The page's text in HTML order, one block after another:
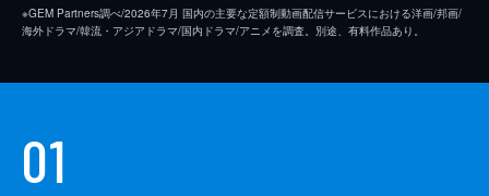
※GEM Partners調べ/2026年7⽉ 国内の主要な定額制動画配信サービスにおける洋画/邦画/
海外ドラマ/韓流・アジアドラマ/国内ドラマ/アニメを調査。別途、有料作品あり。
01